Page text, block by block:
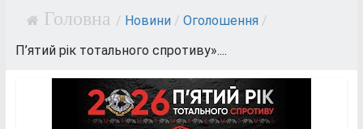
/ Новини / Оголошення /
П’ятий рік тотального спротиву»....